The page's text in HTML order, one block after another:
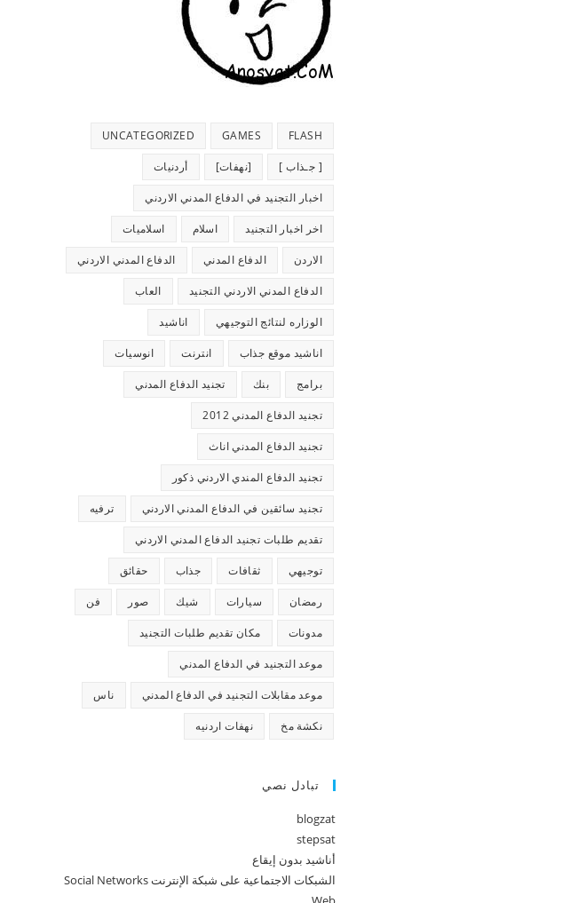
FLASH
GAMES
UNCATEGORIZED
[ جـذاب ] [نهفات] أردنيات
اخبار التجنيد في الدفاع المدني الاردني
اخر اخبار التجنيد اسلام اسلاميات
الاردن الدفاع المدني الدفاع المدني الاردني
الدفاع المدني الاردني التجنيد العاب
الوزاره لنتائج التوجيهي اناشيد
اناشيد موقع جذاب انترنت انوسيات
برامج بنك تجنيد الدفاع المدني
تجنيد الدفاع المدني 2012
تجنيد الدفاع المدني اناث
تجنيد الدفاع المندي الاردني ذكور
تجنيد سائقين في الدفاع المدني الاردني ترفيه
تقديم طلبات تجنيد الدفاع المدني الاردني
توجيهي ثقافات جذاب حقائق
رمضان سيارات شيك صور فن
مدونات مكان تقديم طلبات التجنيد
موعد التجنيد في الدفاع المدني
موعد مقابلات التجنيد في الدفاع المدني ناس
نكشة مخ نهفات اردنيه
تبادل نصي
blogzat
stepsat
أناشيد بدون إيقاع
الشبكات الاجتماعية على شبكة الإنترنت Social Networks